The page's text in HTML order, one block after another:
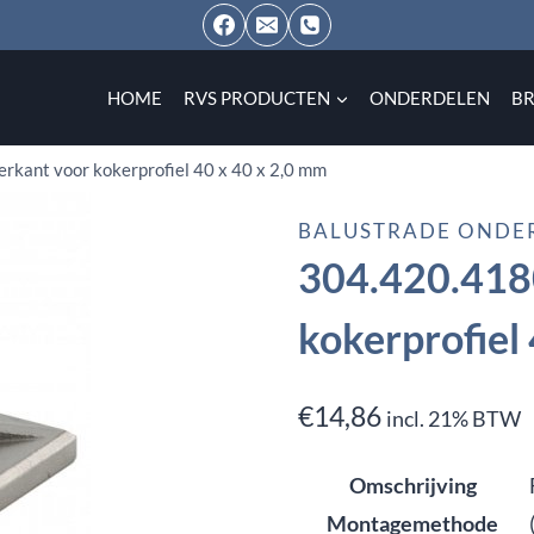
HOME RVS PRODUCTEN ONDERDELEN
voor kokerprofiel 40 x 40 x 2,0 mm
BALUSTRADE
kokerprofiel
€14,86 incl. 21% BTW
Omschrijving
Montagemethode